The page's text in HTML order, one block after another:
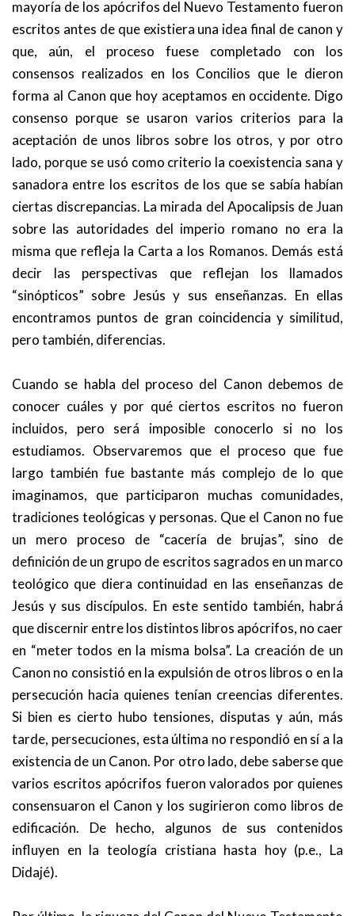
mayoría de los apócrifos del Nuevo Testamento fueron
escritos antes de que existiera una idea final de canon y
que, aún, el proceso fuese completado con los
consensos realizados en los Concilios que le dieron
forma al Canon que hoy aceptamos en occidente. Digo
consenso porque se usaron varios criterios para la
aceptación de unos libros sobre los otros, y por otro
lado, porque se usó como criterio la coexistencia sana y
sanadora entre los escritos de los que se sabía habían
ciertas discrepancias. La mirada del Apocalipsis de Juan
sobre las autoridades del imperio romano no era la
misma que refleja la Carta a los Romanos. Demás está
decir las perspectivas que reflejan los llamados
“sinópticos” sobre Jesús y sus enseñanzas. En ellas
encontramos puntos de gran coincidencia y similitud,
pero también, diferencias.
Cuando se habla del proceso del Canon debemos de
conocer cuáles y por qué ciertos escritos no fueron
incluidos, pero será imposible conocerlo si no los
estudiamos. Observaremos que el proceso que fue
largo también fue bastante más complejo de lo que
imaginamos, que participaron muchas comunidades,
tradiciones teológicas y personas. Que el Canon no fue
un mero proceso de “cacería de brujas”, sino de
definición de un grupo de escritos sagrados en un marco
teológico que diera continuidad en las enseñanzas de
Jesús y sus discípulos. En este sentido también, habrá
que discernir entre los distintos libros apócrifos, no caer
en “meter todos en la misma bolsa”. La creación de un
Canon no consistió en la expulsión de otros libros o en la
persecución hacia quienes tenían creencias diferentes.
Si bien es cierto hubo tensiones, disputas y aún, más
tarde, persecuciones, esta última no respondió en sí a la
existencia de un Canon. Por otro lado, debe saberse que
varios escritos apócrifos fueron valorados por quienes
consensuaron el Canon y los sugirieron como libros de
edificación. De hecho, algunos de sus contenidos
influyen en la teología cristiana hasta hoy (p.e., La
Didajé).